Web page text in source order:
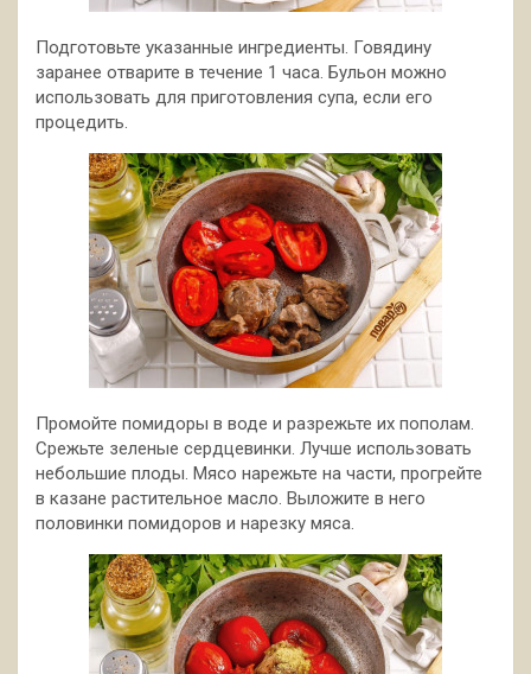
Подготовьте указанные ингредиенты. Говядину
заранее отварите в течение 1 часа. Бульон можно
использовать для приготовления супа, если его
процедить.
Промойте помидоры в воде и разрежьте их пополам.
Срежьте зеленые сердцевинки. Лучше использовать
небольшие плоды. Мясо нарежьте на части, прогрейте
в казане растительное масло. Выложите в него
половинки помидоров и нарезку мяса.